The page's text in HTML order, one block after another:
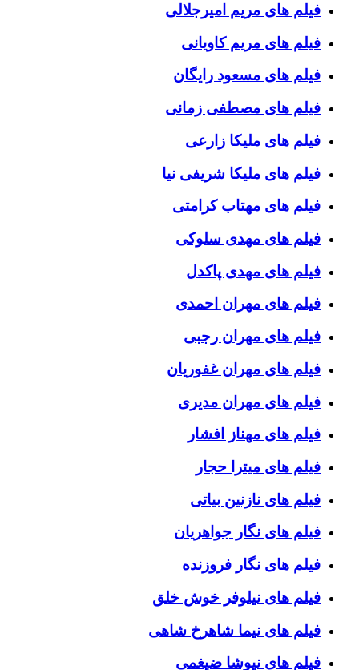
فیلم های مریم امیرجلالی
فیلم های مریم کاویانی
فیلم های مسعود رایگان
فیلم های مصطفی زمانی
فیلم های ملیکا زارعی
فیلم های ملیکا شریفی نیا
فیلم های مهتاب کرامتی
فیلم های مهدی سلوکی
فیلم های مهدی پاکدل
فیلم های مهران احمدی
فیلم های مهران رجبی
فیلم های مهران غفوریان
فیلم های مهران مدیری
فیلم های مهناز افشار
فیلم های میترا حجار
فیلم های نازنین بیاتی
فیلم های نگار جواهریان
فیلم های نگار فروزنده
فیلم های نیلوفر خوش خلق
فیلم های نیما شاهرخ شاهی
فیلم های نیوشا ضیغمی